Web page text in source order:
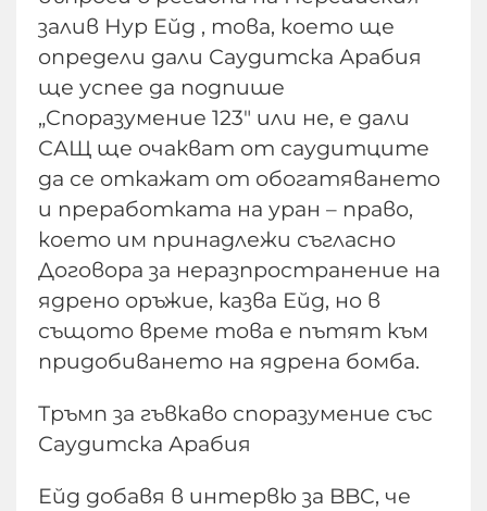
залив Нур Ейд , това, което ще
определи дали Саудитска Арабия
ще успее да подпише
„Споразумение 123" или не, е дали
САЩ ще очакват от саудитците
да се откажат от обогатяването
и преработката на уран – право,
което им принадлежи съгласно
Договора за неразпространение на
ядрено оръжие, казва Ейд, но в
същото време това е пътят към
придобиването на ядрена бомба.
Тръмп за гъвкаво споразумение със
Саудитска Арабия
Ейд добавя в интервю за BBC, че